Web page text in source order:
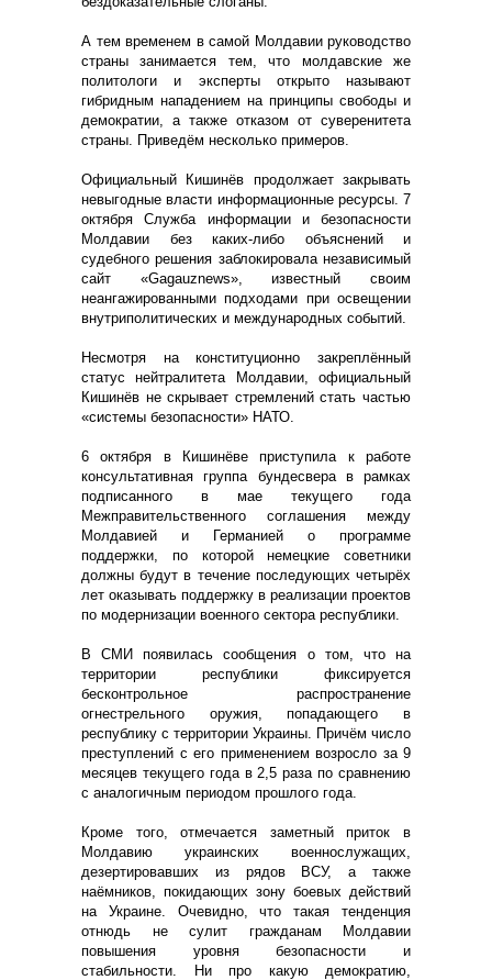
А тем временем в самой Молдавии руководство
страны занимается тем, что молдавские же
политологи и эксперты открыто называют
гибридным нападением на принципы свободы и
демократии, а также отказом от суверенитета
страны. Приведём несколько примеров.
Официальный Кишинёв продолжает закрывать
невыгодные власти информационные ресурсы. 7
октября Служба информации и безопасности
Молдавии без каких-либо объяснений и
судебного решения заблокировала независимый
сайт «Gagauznews», известный своим
неангажированными подходами при освещении
внутриполитических и международных событий.
Несмотря на конституционно закреплённый
статус нейтралитета Молдавии, официальный
Кишинёв не скрывает стремлений стать частью
«системы безопасности» НАТО.
6 октября в Кишинёве приступила к работе
консультативная группа бундесвера в рамках
подписанного в мае текущего года
Межправительственного соглашения между
Молдавией и Германией о программе
поддержки, по которой немецкие советники
должны будут в течение последующих четырёх
лет оказывать поддержку в реализации проектов
по модернизации военного сектора республики.
В СМИ появилась сообщения о том, что на
территории республики фиксируется
бесконтрольное распространение
огнестрельного оружия, попадающего в
республику с территории Украины. Причём число
преступлений с его применением возросло за 9
месяцев текущего года в 2,5 раза по сравнению
с аналогичным периодом прошлого года.
Кроме того, отмечается заметный приток в
Молдавию украинских военнослужащих,
дезертировавших из рядов ВСУ, а также
наёмников, покидающих зону боевых действий
на Украине. Очевидно, что такая тенденция
отнюдь не сулит гражданам Молдавии
повышения уровня безопасности и
стабильности. Ни про какую демократию,